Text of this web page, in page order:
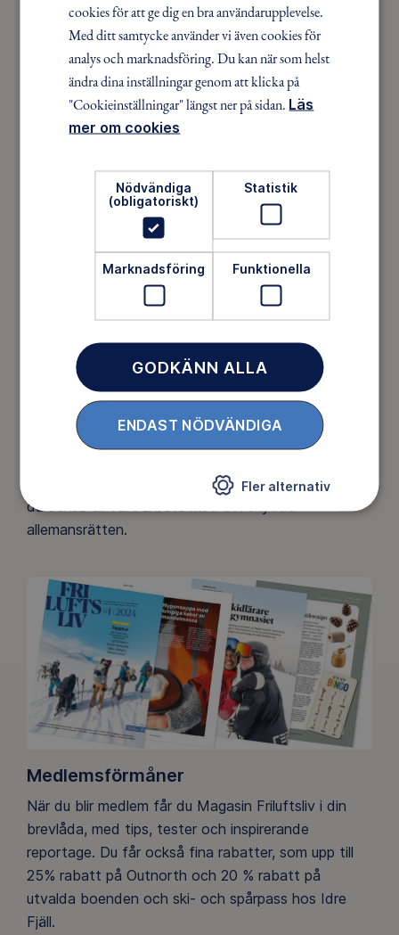
Upptäck nya äventyr
Som medlem har du tillgång till alla våra äventyr,
över hela landet. Våra ideella ledare guidar barn,
unga och vuxna på roliga och trygga äventyr i
Ett friluftsliv för alla
Friluftsfrämjandet arbetar för att så många som
hälsoeffekter som naturen ger. Som medlem bidrar
du också till vårt arbete med att skydda
allemansrätten.
Medlemsförmåner
När du blir medlem får du Magasin Friluftsliv i din
brevlåda, med tips, tester och inspirerande
reportage. Du får också fina rabatter, som upp till
25% rabatt på Outnorth och 20 % rabatt på
utvalda boenden och ski- och spårpass hos Idre
Fjäll.
cookies för att ge dig en bra användarupplevelse.
Med ditt samtycke använder vi även cookies för
analys och marknadsföring. Du kan när som helst
ändra dina inställningar genom att klicka på
"Cookieinställningar" längst ner på sidan. Läs
mer om cookies
Nödvändiga
(obligatoriskt)
Statistik
Marknadsföring Funktionella
GODKÄNN ALLA
ENDAST NÖDVÄNDIGA
Fler alternativ